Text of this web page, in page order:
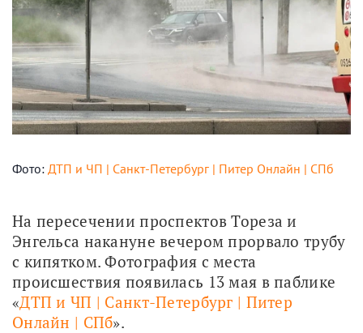
Фото: ДТП и ЧП | Санкт-Петербург | Питер Онлайн | СПб
На пересечении проспектов Тореза и
Энгельса накануне вечером прорвало трубу
с кипятком. Фотография с места
происшествия появилась 13 мая в паблике
«ДТП и ЧП | Санкт-Петербург | Питер
Онлайн | СПб».